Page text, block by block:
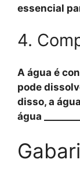
essencial
4.
A água é
pode
disso, a água
água